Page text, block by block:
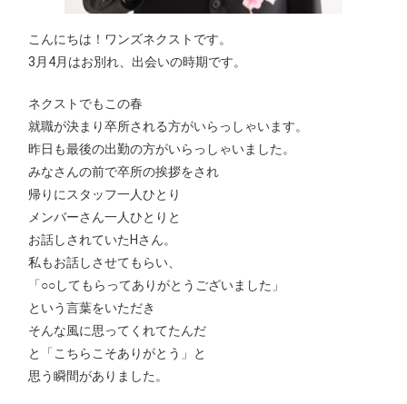
こんにちは！ワンズネクストです。
3月4月はお別れ、出会いの時期です。
ネクストでもこの春
就職が決まり卒所される方がいらっしゃいます。
昨日も最後の出勤の方がいらっしゃいました。
みなさんの前で卒所の挨拶をされ
帰りにスタッフ一人ひとり
メンバーさん一人ひとりと
お話しされていたHさん。
私もお話しさせてもらい、
「○○してもらってありがとうございました」
という言葉をいただき
そんな風に思ってくれてたんだ
と「こちらこそありがとう」と
思う瞬間がありました。